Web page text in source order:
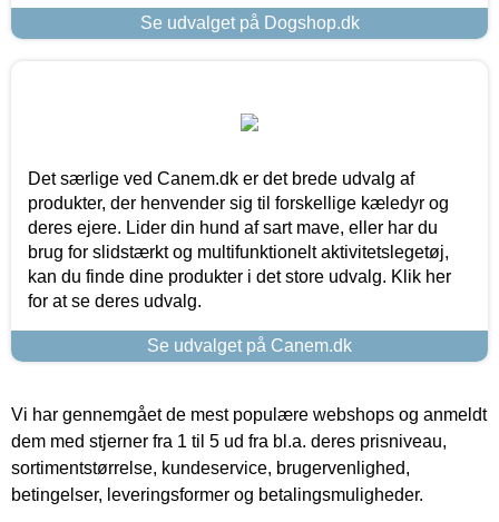
Se udvalget på Dogshop.dk
Det særlige ved Canem.dk er det brede udvalg af
produkter, der henvender sig til forskellige kæledyr og
deres ejere. Lider din hund af sart mave, eller har du
brug for slidstærkt og multifunktionelt aktivitetslegetøj,
kan du finde dine produkter i det store udvalg. Klik her
for at se deres udvalg.
Se udvalget på Canem.dk
Vi har gennemgået de mest populære webshops og anmeldt
dem med stjerner fra 1 til 5 ud fra bl.a. deres prisniveau,
sortimentstørrelse, kundeservice, brugervenlighed,
betingelser, leveringsformer og betalingsmuligheder.